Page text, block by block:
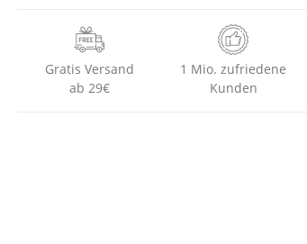
Gratis Versand
ab 29€
1 Mio. zufriedene
Kunden